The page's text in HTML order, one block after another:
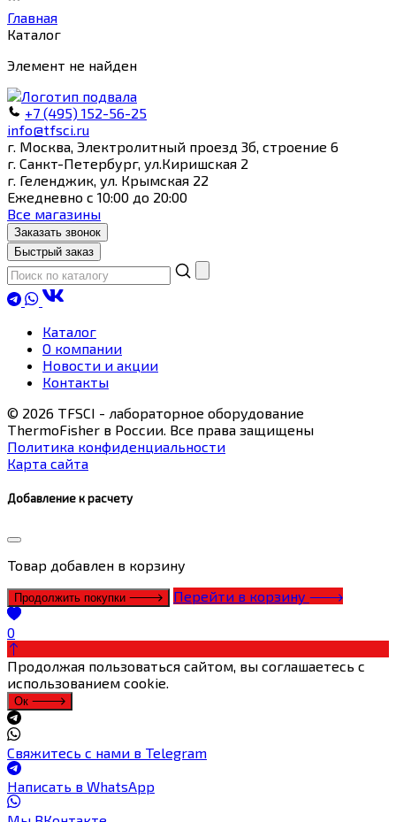
Главная
Каталог
Элемент не найден
+7 (495) 152-56-25
info@tfsci.ru
г. Москва, Электролитный проезд 3б, строение 6
г. Санкт-Петербург, ул.Киришская 2
г. Геленджик, ул. Крымская 22
Ежедневно с 10:00 до 20:00
Все магазины
Заказать звонок
Быстрый заказ
Каталог
О компании
Новости и акции
Контакты
© 2026 TFSCI - лабораторное оборудование
ThermoFisher в России. Все права защищены
Политика конфиденциальности
Карта сайта
Добавление к расчету
Товар добавлен в корзину
Продолжить покупки Перейти в корзину
0
Продолжая пользоваться сайтом, вы соглашаетесь с
использованием cookie.
Ок
Свяжитесь с нами в Telegram
Написать в WhatsApp